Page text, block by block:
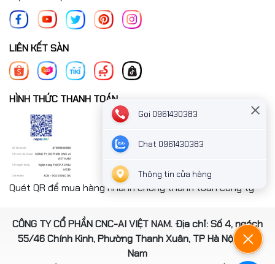
LIÊN KẾT SÀN
HÌNH THỨC THANH TOÁN
Quét QR để mua hàng nhanh chóng thanh toán công ty
CÔNG TY CỔ PHẦN CNC-AI VIỆT NAM. Địa chỉ: Số 4, ngách
55/46 Chính Kinh, Phường Thanh Xuân, TP Hà Nội, Việt
Nam
Gọi 0961430383
Chat 0961430383
Thông tin cửa hàng